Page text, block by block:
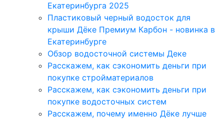
Екатеринбурга 2025
Пластиковый черный водосток для
крыши Дёке Премиум Карбон - новинка в
Екатеринбурге
Обзор водосточной системы Деке
Расскажем, как сэкономить деньги при
покупке стройматериалов
Расскажем, как сэкономить деньги при
покупке водосточных систем
Расскажем, почему именно Дёке лучше